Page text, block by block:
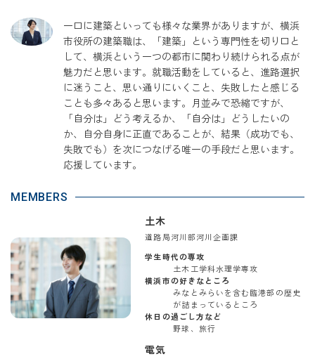
一口に建築といっても様々な業界がありますが、横浜
市役所の建築職は、「建築」という専門性を切り口と
して、横浜という一つの都市に関わり続けられる点が
魅力だと思います。就職活動をしていると、進路選択
に迷うこと、思い通りにいくこと、失敗したと感じる
ことも多々あると思います。月並みで恐縮ですが、
「自分は」どう考えるか、「自分は」どうしたいの
か、自分自身に正直であることが、結果（成功でも、
失敗でも）を次につなげる唯一の手段だと思います。
応援しています。
MEMBERS
土木
道路局河川部河川企画課
学生時代の専攻
土木工学科水理学専攻
横浜市の好きなところ
みなとみらいを含む臨港部の歴史
が詰まっているところ
休日の過ごし方など
野球、旅行
電気